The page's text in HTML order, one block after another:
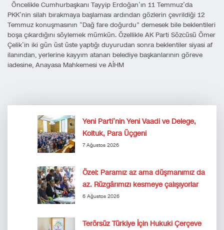
Öncelikle Cumhurbaşkanı Tayyip Erdoğan’ın 11 Temmuz’da
PKK’nin silah bırakmaya başlaması ardından gözlerin çevrildiği 12
Temmuz konuşmasının “Dağ fare doğurdu” demesek bile beklentileri
boşa çıkardığını söylemek mümkün. Özellikle AK Parti Sözcüsü Ömer
Çelik’in iki gün üst üste yaptığı duyurudan sonra beklentiler siyasi af
ilanından, yerlerine kayyım atanan belediye başkanlarının göreve
iadesine, Anayasa Mahkemesi ve AİHM
Yeni Parti’nin Yeni Vaadi ve Delege,
Koltuk, Para Üçgeni
7 Ağustos 2026
Özel: Paramız az ama düşmanımız da
az. Rüzgârımızı kesmeye çalışıyorlar
6 Ağustos 2026
Terörsüz Türkiye İçin Hukuki Çerçeve